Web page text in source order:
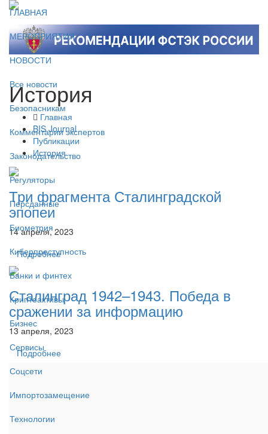
ГЛАВНАЯ
МЕРОПРИЯТИЯ
НОВОСТИ
Все новости
Безопасникам
Комментарии экспертов
Законодательство
Регуляторы
Персданные
Биометрия
Киберпреступность
Банки и финтех
Криптоактивы
Бизнес
Сервисы
Соцсети
Импортозамещение
Технологии
История
Главная
BIS Journal
Публикации
История
Три фрагмента Сталинградской
эпопеи
14 апреля, 2023
Подробнее
Сталинград 1942–1943. Победа в
сражении за информацию
13 апреля, 2023
Подробнее